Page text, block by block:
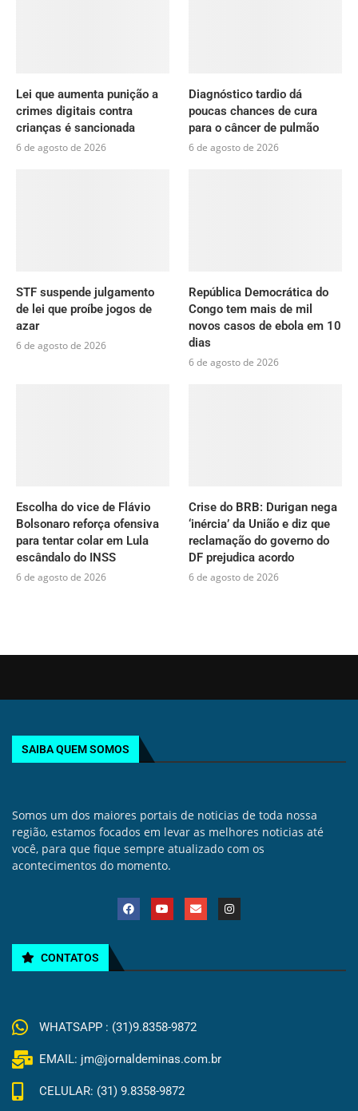
Lei que aumenta punição a
crimes digitais contra
crianças é sancionada
6 de agosto de 2026
Diagnóstico tardio dá
poucas chances de cura
para o câncer de pulmão
6 de agosto de 2026
STF suspende julgamento
de lei que proíbe jogos de
azar
6 de agosto de 2026
República Democrática do
Congo tem mais de mil
novos casos de ebola em 10
dias
6 de agosto de 2026
Escolha do vice de Flávio
Bolsonaro reforça ofensiva
para tentar colar em Lula
escândalo do INSS
6 de agosto de 2026
Crise do BRB: Durigan nega
‘inércia’ da União e diz que
reclamação do governo do
DF prejudica acordo
6 de agosto de 2026
SAIBA QUEM SOMOS
Somos um dos maiores portais de noticias de toda nossa
região, estamos focados em levar as melhores noticias até
você, para que fique sempre atualizado com os
acontecimentos do momento.
CONTATOS
WHATSAPP : (31)9.8358-9872
EMAIL: jm@jornaldeminas.com.br
CELULAR: (31) 9.8358-9872